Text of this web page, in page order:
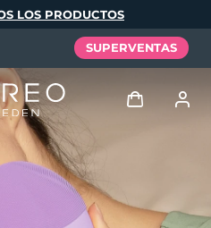
LOS PRODUCTOS
SUPERVENTAS
Perfil de usuario